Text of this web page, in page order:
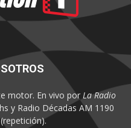
motor. En vivo por La Radio
y Radio Décadas AM 1190